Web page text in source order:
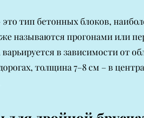
тип бетонных блоков,
называются прогонами или
в зависимости от
толщина 7–8 см – в